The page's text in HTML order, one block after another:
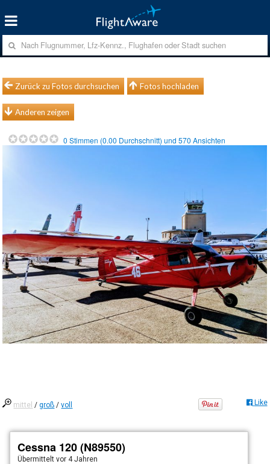
Zurück zu Fotos durchsuchen Fotos hochladen
Anderen zeigen
0 Stimmen (0.00 Durchschnitt) und570 Ansichten
mittel /groß /voll Like
Cessna 120 (N89550)
Übermitteltvor 4 Jahren